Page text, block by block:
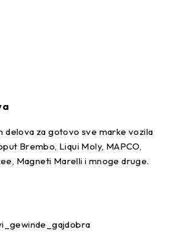
delova za gotovo sve marke vozila
Brembo, Liqui Moly, MAPCO,
Magneti Marelli i mnoge druge.